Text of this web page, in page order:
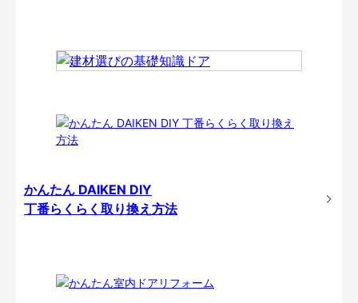
かんたん DAIKEN DIY
丁番らくらく取り換え方法